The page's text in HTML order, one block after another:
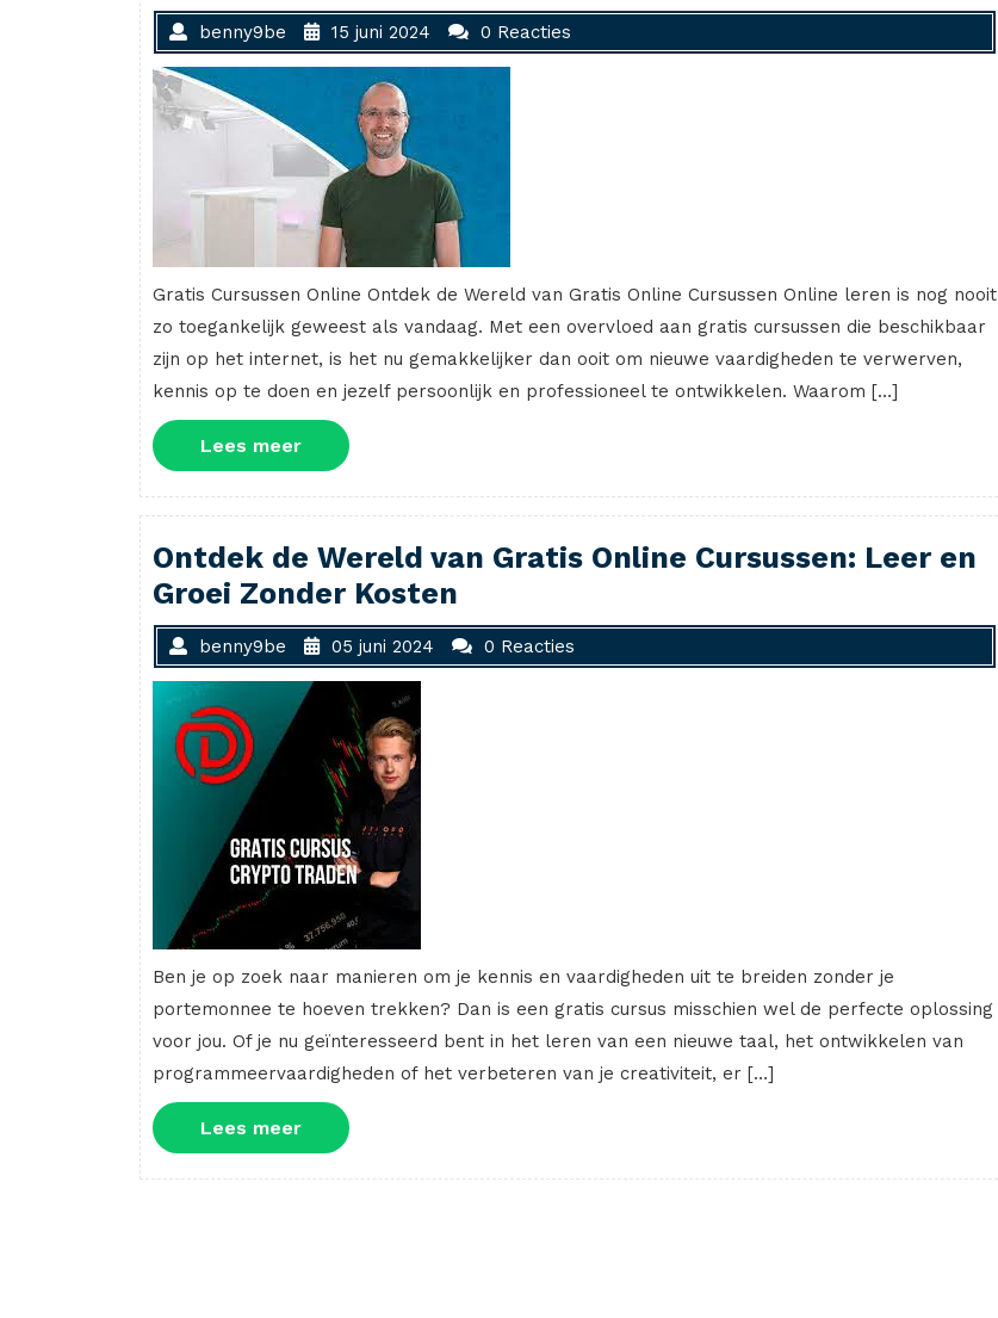
benny9be 15 juni 2024 0 Reacties
Gratis Cursussen Online Ontdek de Wereld van Gratis Online Cursussen Online leren is nog nooit
zo toegankelijk geweest als vandaag. Met een overvloed aan gratis cursussen die beschikbaar
zijn op het internet, is het nu gemakkelijker dan ooit om nieuwe vaardigheden te verwerven,
kennis op te doen en jezelf persoonlijk en professioneel te ontwikkelen. Waarom […]
Lees meerLees
meer
Ontdek de Wereld van Gratis Online Cursussen: Leer en
Groei Zonder Kosten
benny9be 05 juni 2024 0 Reacties
Ben je op zoek naar manieren om je kennis en vaardigheden uit te breiden zonder je
portemonnee te hoeven trekken? Dan is een gratis cursus misschien wel de perfecte oplossing
voor jou. Of je nu geïnteresseerd bent in het leren van een nieuwe taal, het ontwikkelen van
programmeervaardigheden of het verbeteren van je creativiteit, er […]
Lees meerLees
meer